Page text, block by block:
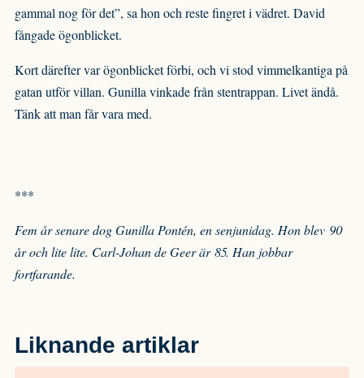
gammal nog för det”, sa hon och reste fingret i vädret. David
fångade ögonblicket.
Kort därefter var ögonblicket förbi, och vi stod vimmelkantiga på
gatan utför villan. Gunilla vinkade från stentrappan. Livet ändå.
Tänk att man får vara med.
***
Fem år senare dog Gunilla Pontén, en senjunidag. Hon blev 90
år och lite lite. Carl-Johan de Geer är 85. Han jobbar
fortfarande.
Liknande artiklar